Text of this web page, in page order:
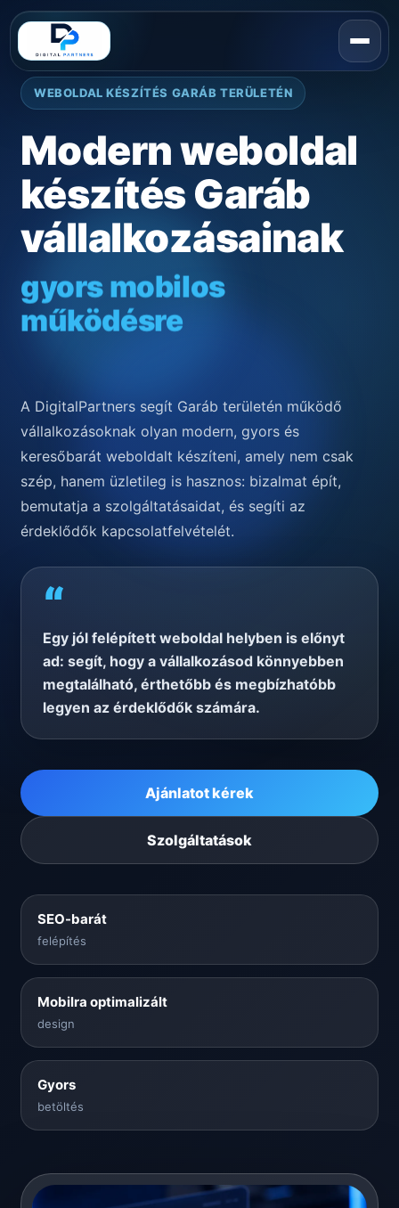
WEBOLDAL KÉSZÍTÉS GARÁB TERÜLETÉN
Modern weboldal
készítés Garáb
vállalkozásainak
gyors mobilos
működésre
A DigitalPartners segít Garáb területén működő
vállalkozásoknak olyan modern, gyors és
keresőbarát weboldalt készíteni, amely nem csak
szép, hanem üzletileg is hasznos: bizalmat épít,
bemutatja a szolgáltatásaidat, és segíti az
érdeklődők kapcsolatfelvételét.
“
Egy jól felépített weboldal helyben is előnyt
ad: segít, hogy a vállalkozásod könnyebben
megtalálható, érthetőbb és megbízhatóbb
legyen az érdeklődők számára.
Ajánlatot kérek
Szolgáltatások
SEO-barát
felépítés
Mobilra optimalizált
design
Gyors
betöltés